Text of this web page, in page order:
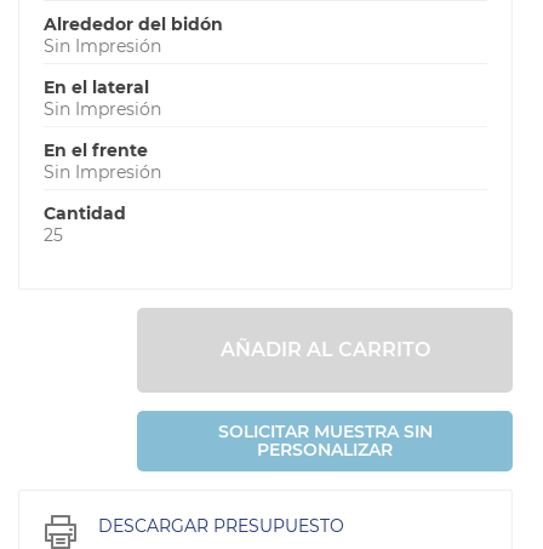
Alrededor del bidón
Sin Impresión
En el lateral
Sin Impresión
En el frente
Sin Impresión
Cantidad
25
AÑADIR AL CARRITO
SOLICITAR MUESTRA SIN
PERSONALIZAR
DESCARGAR PRESUPUESTO